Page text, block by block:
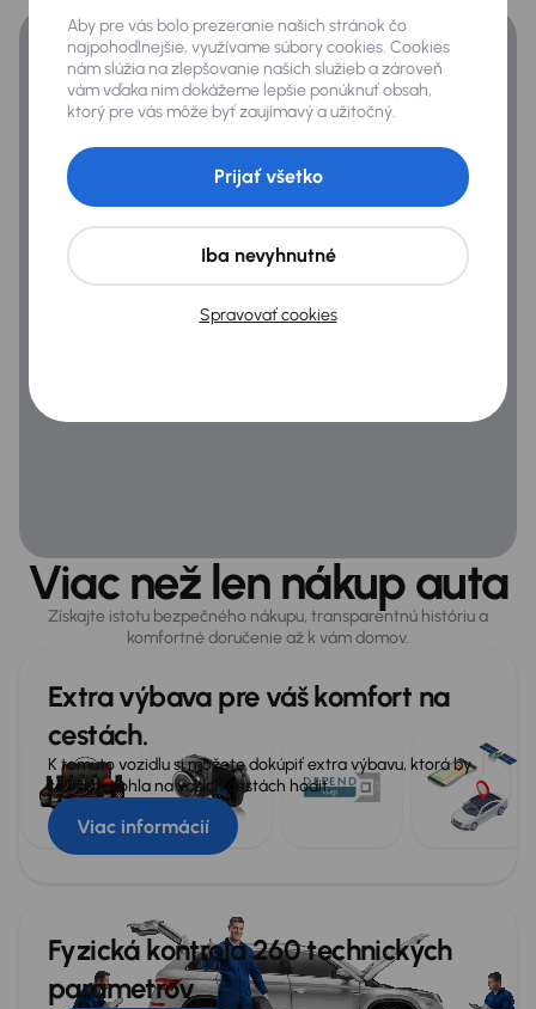
Zabezpečenie
ABS
Airbag
Asistent jazdy v pruhu
Asistent rozjazdu do kopca
ASR
ESP
Systém kontroly tlaku v pneumatikách
Všeobecné
USB
Veľa ďalšej výbavy
Viac než len nákup auta
Získajte istotu bezpečného nákupu, transparentnú históriu a
komfortné doručenie až k vám domov.
Extra výbava pre váš komfort na
cestách.
K tomuto vozidlu si môžete dokúpiť extra výbavu, ktorá by
sa vám mohla na vašich cestách hodiť.
Viac informácií
Fyzická kontrola 260 technických
parametrov
Aby pre vás bolo prezeranie našich stránok čo
najpohodlnejšie, využívame súbory cookies. Cookies
nám slúžia na zlepšovanie našich služieb a zároveň
vám vďaka nim dokážeme lepšie ponúknuť obsah,
ktorý pre vás môže byť zaujímavý a užitočný.
Spravovať cookies
Iba nevyhnutné
Prijať všetko